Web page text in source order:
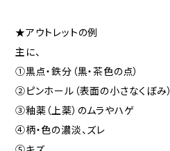
★アウトレットの例
主に、
①黒点・鉄分（黒・茶色の点）
②ピンホール（表面の小さなくぼみ）
③釉薬（上薬）のムラやハゲ
④柄・色の濃淡、ズレ